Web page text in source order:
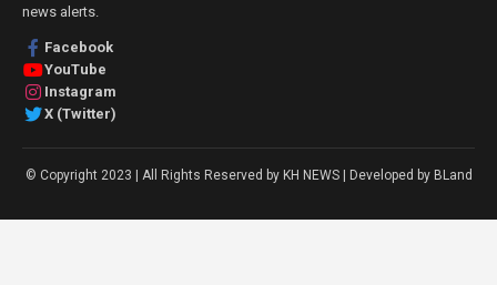
news alerts.
Facebook
YouTube
Instagram
X (Twitter)
© Copyright 2023 | All Rights Reserved by KH NEWS | Developed by BLand